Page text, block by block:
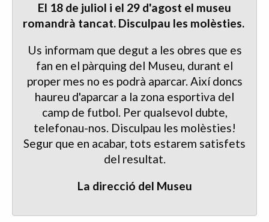
El 18 de juliol i el 29 d'agost el museu
romandrà tancat. Disculpau les molèsties.
Us informam que degut a les obres que es
fan en el pàrquing del Museu, durant el
proper mes no es podrà aparcar. Així doncs
haureu d'aparcar a la zona esportiva del
camp de futbol. Per qualsevol dubte,
telefonau-nos. Disculpau les molèsties!
Segur que en acabar, tots estarem satisfets
del resultat.
La direcció del Museu